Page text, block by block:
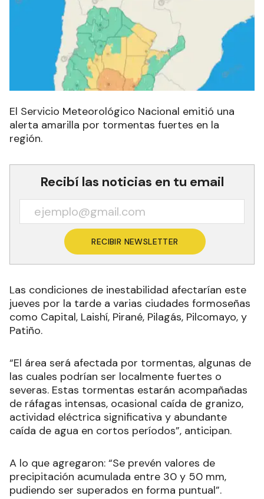
El Servicio Meteorológico Nacional emitió una
alerta amarilla por tormentas fuertes en la
región.
Recibí las noticias en tu email
RECIBIR NEWSLETTER
Las condiciones de inestabilidad afectarían este
jueves por la tarde a varias ciudades formoseñas
como Capital, Laishí, Pirané, Pilagás, Pilcomayo, y
Patiño.
“El área será afectada por tormentas, algunas de
las cuales podrían ser localmente fuertes o
severas. Estas tormentas estarán acompañadas
de ráfagas intensas, ocasional caída de granizo,
actividad eléctrica significativa y abundante
caída de agua en cortos períodos”, anticipan.
A lo que agregaron: “Se prevén valores de
precipitación acumulada entre 30 y 50 mm,
pudiendo ser superados en forma puntual”.